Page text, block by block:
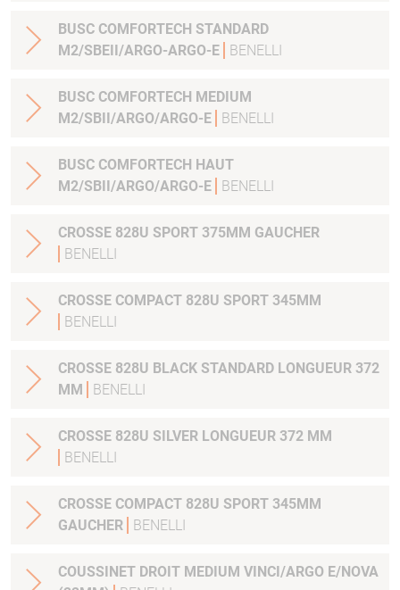
BUSC COMFORTECH STANDARD
M2/SBEII/ARGO-ARGO-E
BENELLI
BUSC COMFORTECH MEDIUM
M2/SBII/ARGO/ARGO-E
BENELLI
BUSC COMFORTECH HAUT
M2/SBII/ARGO/ARGO-E
BENELLI
CROSSE 828U SPORT 375MM GAUCHER
BENELLI
CROSSE COMPACT 828U SPORT 345MM
BENELLI
CROSSE 828U BLACK STANDARD LONGUEUR 372
MM
BENELLI
CROSSE 828U SILVER LONGUEUR 372 MM
BENELLI
CROSSE COMPACT 828U SPORT 345MM
GAUCHER
BENELLI
COUSSINET DROIT MEDIUM VINCI/ARGO E/NOVA